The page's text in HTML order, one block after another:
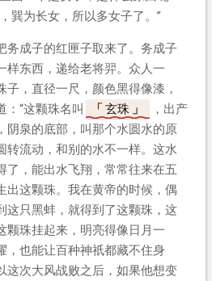
巽为长女，所以多女子了。”
务成子的红匣子取来了。务成子
样东西，递给老将羿。众人一
，直径一尺，颜色黑得像漆，
：“这颗珠名叫
玄珠
，出产
阴泉的底部，叫那个水圆水的原
转流动，和别的水不一样。这水
了，能出水飞翔，常常往来在五
出这颗珠。我在黄帝的时候，偶
这只黑蚌，就得到了这颗珠，这
颗珠挂起来，明亮得像日月一
，也能让百种神祇都藏不住身
这次大风战败之后，如果他想变